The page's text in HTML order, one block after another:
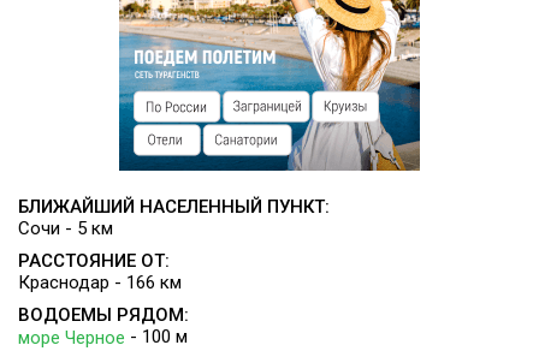
БЛИЖАЙШИЙ НАСЕЛЕННЫЙ ПУНКТ:
Сочи - 5 км
РАССТОЯНИЕ ОТ:
Краснодар - 166 км
ВОДОЕМЫ РЯДОМ:
море Черное - 100 м